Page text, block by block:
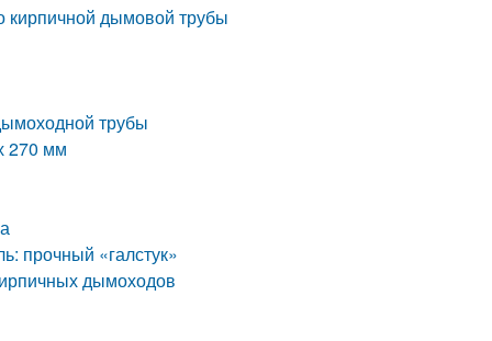
кирпичной дымовой трубы
трубы
270 мм
прочный «галстук»
дымоходов